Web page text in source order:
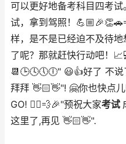
可以更好地备考科目四考
试，拿到驾照！
样，是不是已经迫不及待地
了呢？那就赶快行动吧！
📆🕒️🕓️🕔️🕕️" 😃👍好了 不
拜拜 👋🏻👋"! 🤗你也快点
GO! 🏃‍♂️💨🎉"预祝大家考试
这里了,再见 👋🏻👋".